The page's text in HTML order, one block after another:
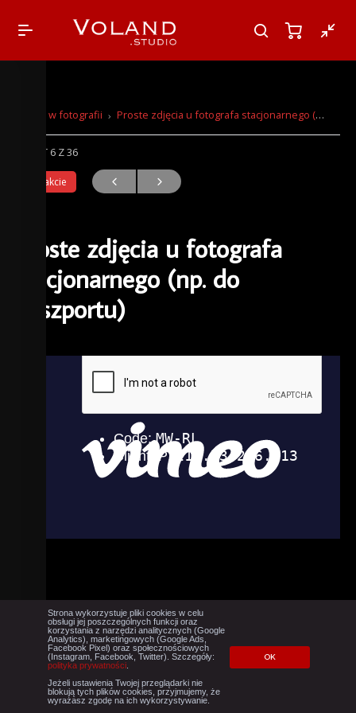
Prawo w fotografii Proste zdjęcia u fotografa stacjonarnego (np. do paszportu)
TEMAT 6 Z 36
W trakcie
Proste zdjęcia u fotografa
stacjonarnego (np. do
paszportu)
Strona wykorzystuje pliki cookies w celu
obsługi jej poszczególnych funkcji oraz
korzystania z narzędzi analitycznych (Google
Analytics), marketingowych (Google Ads,
Facebook Pixel) oraz społecznościowych
(Instagram, Facebook, Twitter). Szczegóły:
polityka prywatności.
Jeżeli ustawienia Twojej przeglądarki nie
blokują tych plików cookies, przyjmujemy, że
wyrażasz zgodę na ich wykorzystywanie.
OK